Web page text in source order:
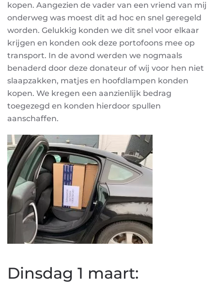
kopen. Aangezien de vader van een vriend van mij
onderweg was moest dit ad hoc en snel geregeld
worden. Gelukkig konden we dit snel voor elkaar
krijgen en konden ook deze portofoons mee op
transport. In de avond werden we nogmaals
benaderd door deze donateur of wij voor hen niet
slaapzakken, matjes en hoofdlampen konden
kopen. We kregen een aanzienlijk bedrag
toegezegd en konden hierdoor spullen
aanschaffen.
Dinsdag 1 maart: